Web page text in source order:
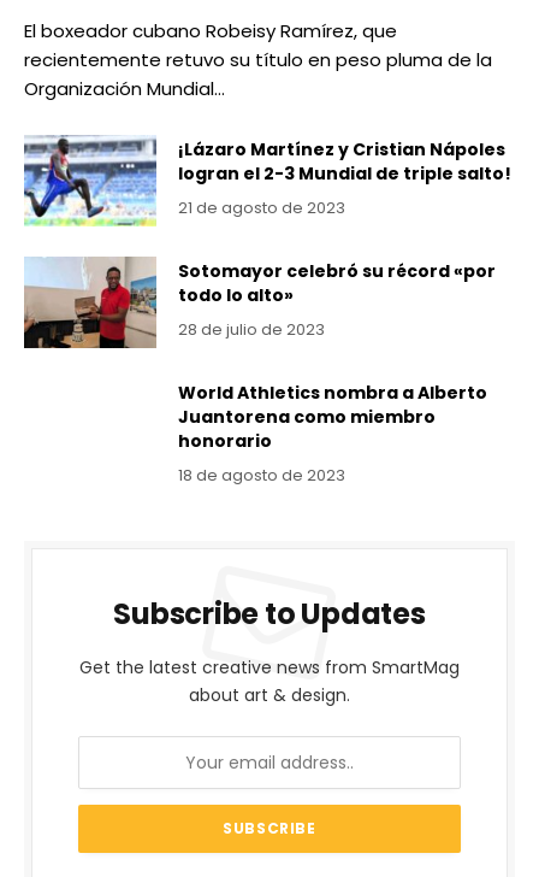
El boxeador cubano Robeisy Ramírez, que
recientemente retuvo su título en peso pluma de la
Organización Mundial…
¡Lázaro Martínez y Cristian Nápoles
logran el 2-3 Mundial de triple salto!
21 de agosto de 2023
Sotomayor celebró su récord «por
todo lo alto»
28 de julio de 2023
World Athletics nombra a Alberto
Juantorena como miembro
honorario
18 de agosto de 2023
Subscribe to Updates
Get the latest creative news from SmartMag
about art & design.